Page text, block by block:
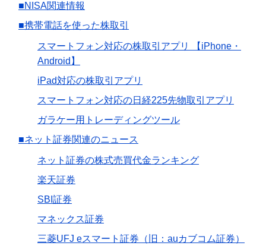
■NISA関連情報
■携帯電話を使った株取引
スマートフォン対応の株取引アプリ 【iPhone・
Android】
iPad対応の株取引アプリ
スマートフォン対応の日経225先物取引アプリ
ガラケー用トレーディングツール
■ネット証券関連のニュース
ネット証券の株式売買代金ランキング
楽天証券
SBI証券
マネックス証券
三菱UFJ eスマート証券（旧：auカブコム証券）